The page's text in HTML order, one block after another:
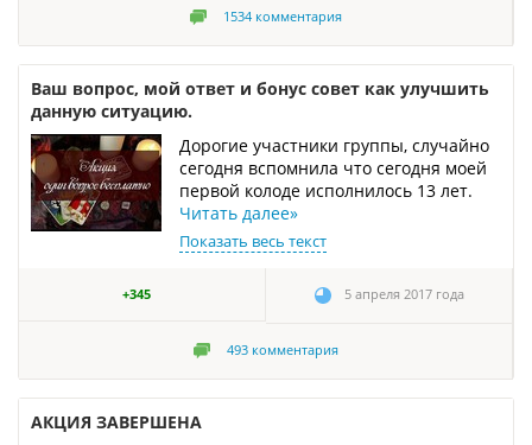
1534 комментария
Ваш вопрос, мой ответ и бонус совет как улучшить
данную ситуацию.
Дорогие участники группы, случайно
сегодня вспомнила что сегодня моей
первой колоде исполнилось 13 лет.
Читать далее»
Показать весь текст
+345 5 апреля 2017 года
493 комментария
АКЦИЯ ЗАВЕРШЕНА